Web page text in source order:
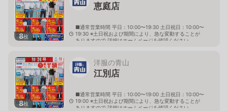
8枚
恵庭店
■通常営業時間 平日：10:00〜19:30 土日祝日：10:00〜
19:30 ※土日祝および期間により、急な変動することが
ありますので 詳細はホームページを確認ください
8枚
洋服の青山
江別店
■通常営業時間 平日：10:00〜19:00 土日祝日：10:00〜
19:00 ※土日祝および期間により、急な変動することが
ありますので 詳細はホームページを確認ください